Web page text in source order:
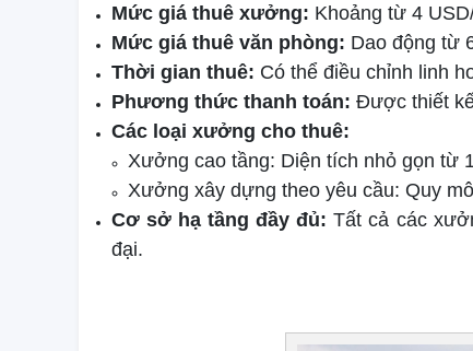
Mức giá thuê xưởng: Khoảng từ 4
Mức giá thuê văn phòng: Dao động từ
Thời gian thuê: Có thể điều chỉnh linh
Phương thức thanh toán: Được thiết
Các loại xưởng cho thuê:
Xưởng cao tầng: Diện tích nhỏ gọn từ
Xưởng xây dựng theo yêu cầu: Quy
Cơ sở hạ tầng đầy đủ:Tất cả các
đại.